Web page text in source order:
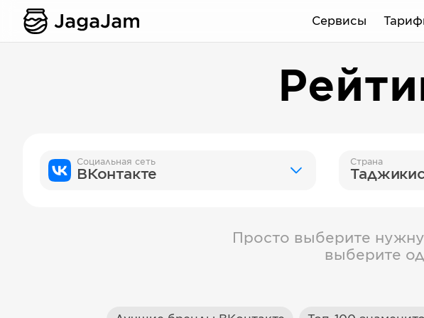
Сервисы
Социальная сеть
ВКонтакте
Страна
Просто выберите
выберите